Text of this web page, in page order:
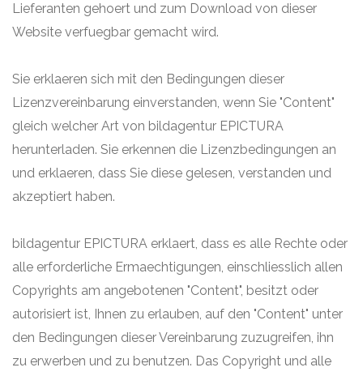
Lieferanten gehoert und zum Download von dieser
Website verfuegbar gemacht wird.
Sie erklaeren sich mit den Bedingungen dieser
Lizenzvereinbarung einverstanden, wenn Sie "Content"
gleich welcher Art von bildagentur EPICTURA
herunterladen. Sie erkennen die Lizenzbedingungen an
und erklaeren, dass Sie diese gelesen, verstanden und
akzeptiert haben.
bildagentur EPICTURA erklaert, dass es alle Rechte oder
alle erforderliche Ermaechtigungen, einschliesslich allen
Copyrights am angebotenen "Content", besitzt oder
autorisiert ist, Ihnen zu erlauben, auf den "Content" unter
den Bedingungen dieser Vereinbarung zuzugreifen, ihn
zu erwerben und zu benutzen. Das Copyright und alle